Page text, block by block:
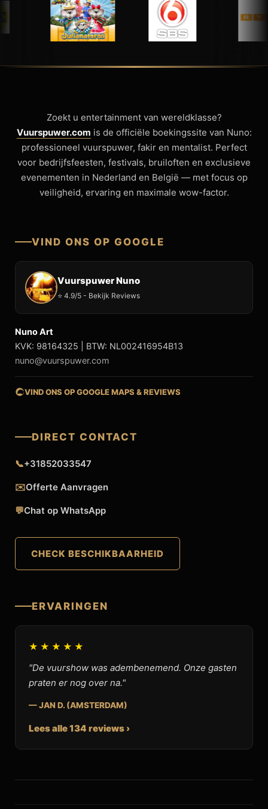
Zoekt u entertainment van wereldklasse?
Vuurspuwer.com is de officiële boekingssite van Nuno:
professioneel vuurspuwer, fakir en mentalist. Perfect
voor bedrijfsfeesten, festivals, bruiloften en exclusieve
evenementen in Nederland en België — met focus op
veiligheid, ervaring en maximale wow-factor.
VIND ONS OP GOOGLE
Vuurspuwer Nuno
⭐ 4.9/5 - Bekijk Reviews
Nuno Art
KVK: 98164325 | BTW: NL002416954B13
nuno@vuurspuwer.com
VIND ONS OP GOOGLE MAPS & REVIEWS
DIRECT CONTACT
📞+31852033547
✉️Offerte Aanvragen
💬Chat op WhatsApp
CHECK BESCHIKBAARHEID
ERVARINGEN
★★★★★
"De vuurshow was adembenemend. Onze gasten
praten er nog over na."
— JAN D. (AMSTERDAM)
Lees alle 134 reviews ›